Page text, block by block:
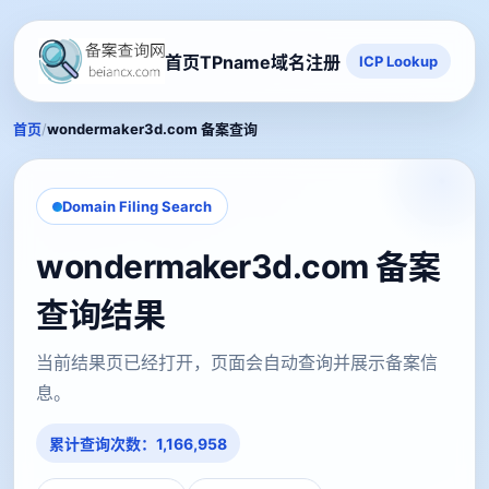
首页TPname域名注册 ICP Lookup
首页/wondermaker3d.com 备案查询
Domain Filing Search
wondermaker3d.com 备案
查询结果
当前结果页已经打开，页面会自动查询并展示备案信
息。
累计查询次数：1,166,958